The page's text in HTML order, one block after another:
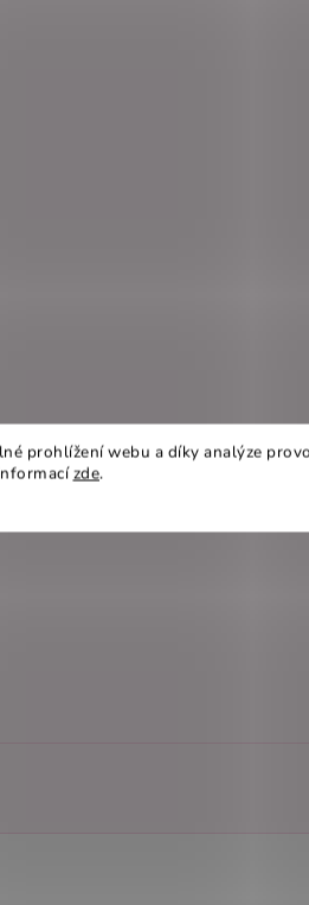
prohlížení webu a díky analýze
zde.